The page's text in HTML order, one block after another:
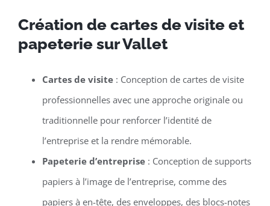
Création de cartes de visite et
papeterie sur Vallet
Cartes de visite: Conception de cartes de visite
professionnelles avec une approche originale ou
traditionnelle pour renforcer l’identité de
l’entreprise et la rendre mémorable.
Papeterie d’entreprise: Conception de supports
papiers à l’image de l’entreprise, comme des
papiers à en-tête, des enveloppes, des blocs-notes